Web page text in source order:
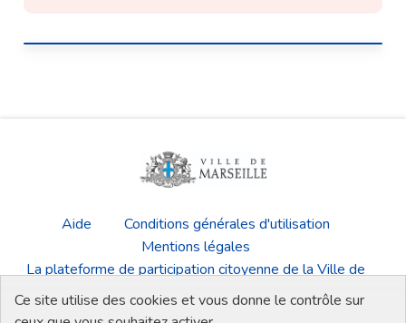
Aide
Conditions générales d'utilisation
Mentions légales
La plateforme de participation citoyenne de la Ville de
Marseille
Télécharger les fichiers Open Data
Ce site utilise des cookies et vous donne le contrôle sur